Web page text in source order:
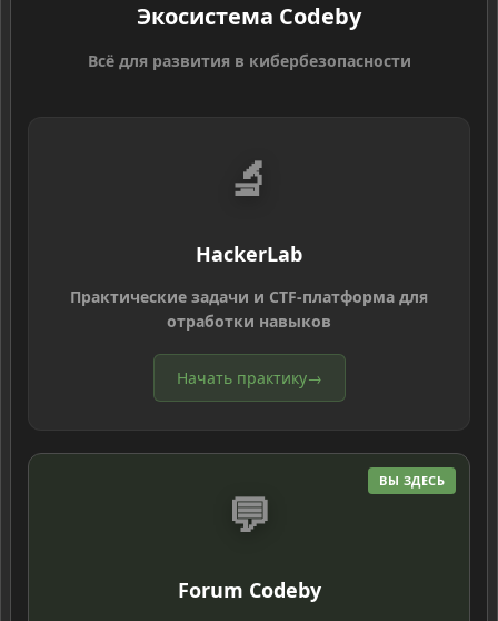
Экосистема Codeby
Всё для развития в кибербезопасности
🔬
HackerLab
Практические задачи и CTF-платформа для
отработки навыков
Начать практику→
ВЫ ЗДЕСЬ
💬
Forum Codeby